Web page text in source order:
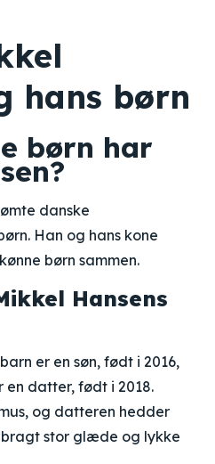
hans børn
børn har
danske
Han og hans kone
børn sammen.
Hansens
er en søn, født i 2016,
en datter, født i 2018.
og datteren hedder
stor glæde og lykke